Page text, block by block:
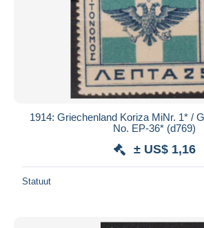
1914: Griechenland Koriza MiNr. 1* /
No. EP-36* (d769)
± US$ 1,16
Statuut